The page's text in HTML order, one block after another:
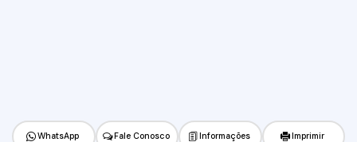
WhatsApp Fale Conosco Informações Imprimir